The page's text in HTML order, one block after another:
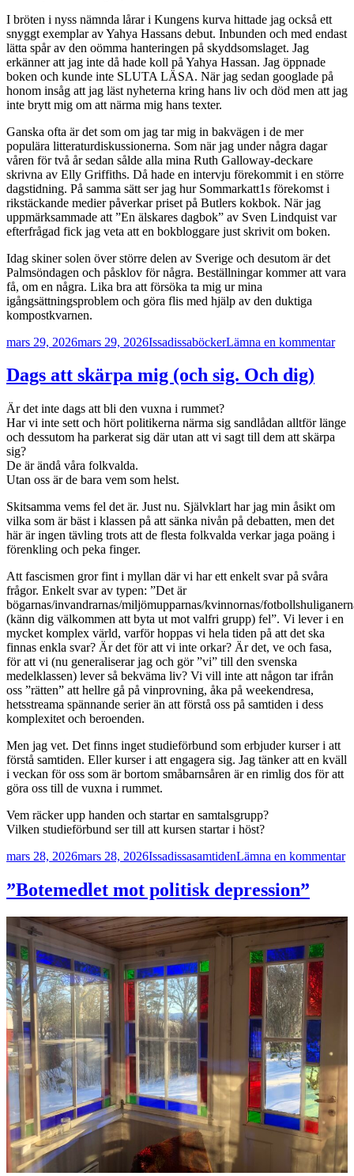
I bröten i nyss nämnda lårar i Kungens kurva hittade jag också ett
snyggt exemplar av Yahya Hassans debut. Inbunden och med endast
lätta spår av den oömma hanteringen på skyddsomslaget. Jag
erkänner att jag inte då hade koll på Yahya Hassan. Jag öppnade
boken och kunde inte SLUTA LÄSA. När jag sedan googlade på
honom insåg att jag läst nyheterna kring hans liv och död men att jag
inte brytt mig om att närma mig hans texter.
Ganska ofta är det som om jag tar mig in bakvägen i de mer
populära litteraturdiskussionerna. Som när jag under några dagar
våren för två år sedan sålde alla mina Ruth Galloway-deckare
skrivna av Elly Griffiths. Då hade en intervju förekommit i en större
dagstidning. På samma sätt ser jag hur Sommarkatt1s förekomst i
rikstäckande medier påverkar priset på Butlers kokbok. När jag
uppmärksammade att ”En älskares dagbok” av Sven Lindquist var
efterfrågad fick jag veta att en bokbloggare just skrivit om boken.
Idag skiner solen över större delen av Sverige och desutom är det
Palmsöndagen och påsklov för några. Beställningar kommer att vara
få, om en några. Lika bra att försöka ta mig ur mina
igångsättningsproblem och göra flis med hjälp av den duktiga
kompostkvarnen.
Postat
mars 29, 2026mars 29, 2026Författare
IssadissaKategorier
böckerLämna en kommentartill
så
att
Dags att skärpa mig (och sig. Och dig)
Är det inte dags att bli den vuxna i rummet?
Har vi inte sett och hört politikerna närma sig sandlådan alltför länge
och dessutom ha parkerat sig där utan att vi sagt till dem att skärpa
sig?
De är ändå våra folkvalda.
Utan oss är de bara vem som helst.
Skitsamma vems fel det är. Just nu. Självklart har jag min åsikt om
vilka som är bäst i klassen på att sänka nivån på debatten, men det
här är ingen tävling trots att de flesta folkvalda verkar jaga poäng i
förenkling och peka finger.
Att fascismen gror fint i myllan där vi har ett enkelt svar på svåra
frågor. Enkelt svar av typen: ”Det är
bögarnas/invandrarnas/miljömupparnas/kvinnornas/
(känn dig välkommen att byta ut mot valfri grupp) fel”. Vi lever i en
mycket komplex värld, varför hoppas vi hela tiden på att det ska
finnas enkla svar? Är det för att vi inte orkar? Är det, ve och fasa,
för att vi (nu generaliserar jag och gör ”vi” till den svenska
medelklassen) lever så bekväma liv? Vi vill inte att någon tar ifrån
oss ”rätten” att hellre gå på vinprovning, åka på weekendresa,
hetsstreama spännande serier än att förstå oss på samtiden i dess
komplexitet och beroenden.
Men jag vet. Det finns inget studieförbund som erbjuder kurser i att
förstå samtiden. Eller kurser i att engagera sig. Jag tänker att en kväll
i veckan för oss som är bortom småbarnsåren är en rimlig dos för att
göra oss till de vuxna i rummet.
Vem räcker upp handen och startar en samtalsgrupp?
Vilken studieförbund ser till att kursen startar i höst?
Postat
mars 28, 2026mars 28, 2026Författare
IssadissaKategorier
samtidenLämna en kommentar
”Botemedlet mot politisk depression”